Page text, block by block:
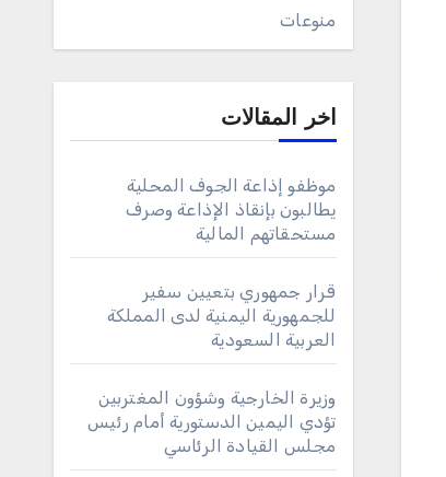
منوعات
اخر المقالات
موظفو إذاعة الجوف المحلية
يطالبون بإنقاذ الإذاعة وصرف
مستحقاتهم المالية
قرار جمهوري بتعيين سفير
للجمهورية اليمنية لدى المملكة
العربية السعودية
وزيرة الخارجية وشؤون المغتربين
تؤدي اليمين الدستورية أمام رئيس
مجلس القيادة الرئاسي